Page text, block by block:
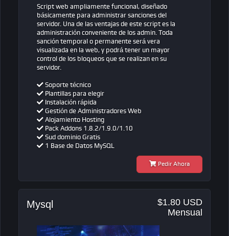
Script web ampliamente funcional, diseñado
básicamente para administrar sanciones del
servidor. Una de las ventajas de este script es la
administración conveniente de los admin. Toda
sanción temporal o permanente será vera
visualizada en la web, y podrá tener un mayor
control de los bloqueos que se realizan en su
servidor.
Soporte técnico
Plantillas para elegir
Instalación rápida
Gestión de Administradores Web
Alojamiento Hosting
Pack Addons 1.8.2/1.9.0/1.10
Sud dominio Gratis
1 Base de Datos MySQL
Pedir Ahora
$1.80 USD
Mensual
Mysql